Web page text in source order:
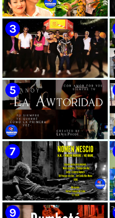
🟡 Susel Gómez (La China) ||
¨Oye Mi Leloley¨ || Director:
Onelio Jesús Larralde González
|| Música popular bailable
cubana || Videoclip || CUBA
🔴 Osmani García & Varios
Artistas | ¨Chupi Chupi¨ |
Director: Joel Guilian | Videoclip
| Música Urbana Cubana |
Artistas Cubanos | Canción |
CUBA
🟢 Hanoy La Awtoridad |
¨Siempre Tú¨ | Director:
LEWIS.PRODS | Videoclip |
Música Urbana Cubana |